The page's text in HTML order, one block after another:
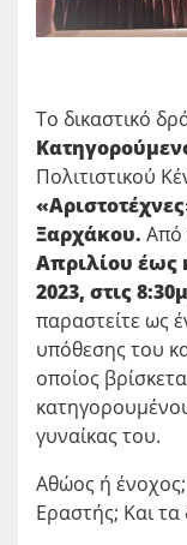
Το δικαστικό
Πολιτιστικού
Ξαρχάκου. Από
Απριλίου έως
2023, στις
παραστείτε ως
υπόθεσης του
οποίος
γυναίκας του.
Αθώος ή
Εραστής; Και